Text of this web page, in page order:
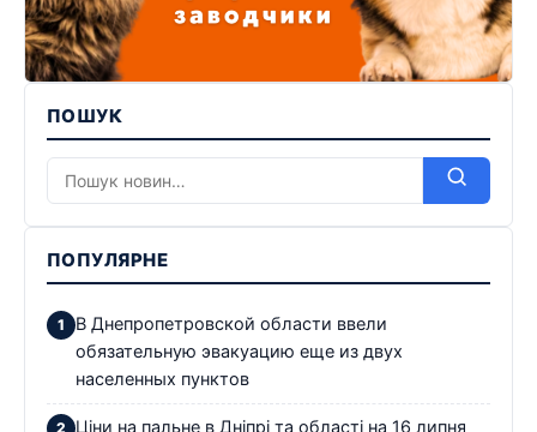
ПОШУК
ПОПУЛЯРНЕ
В Днепропетровской области ввели
обязательную эвакуацию еще из двух
населенных пунктов
Ціни на пальне в Дніпрі та області на 16 липня